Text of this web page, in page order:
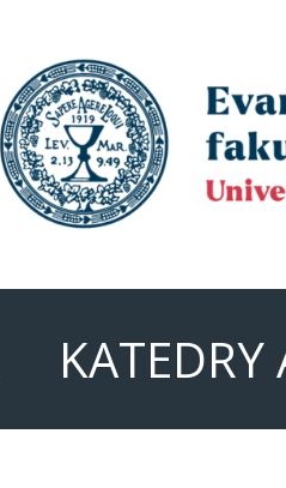
KATEDRY